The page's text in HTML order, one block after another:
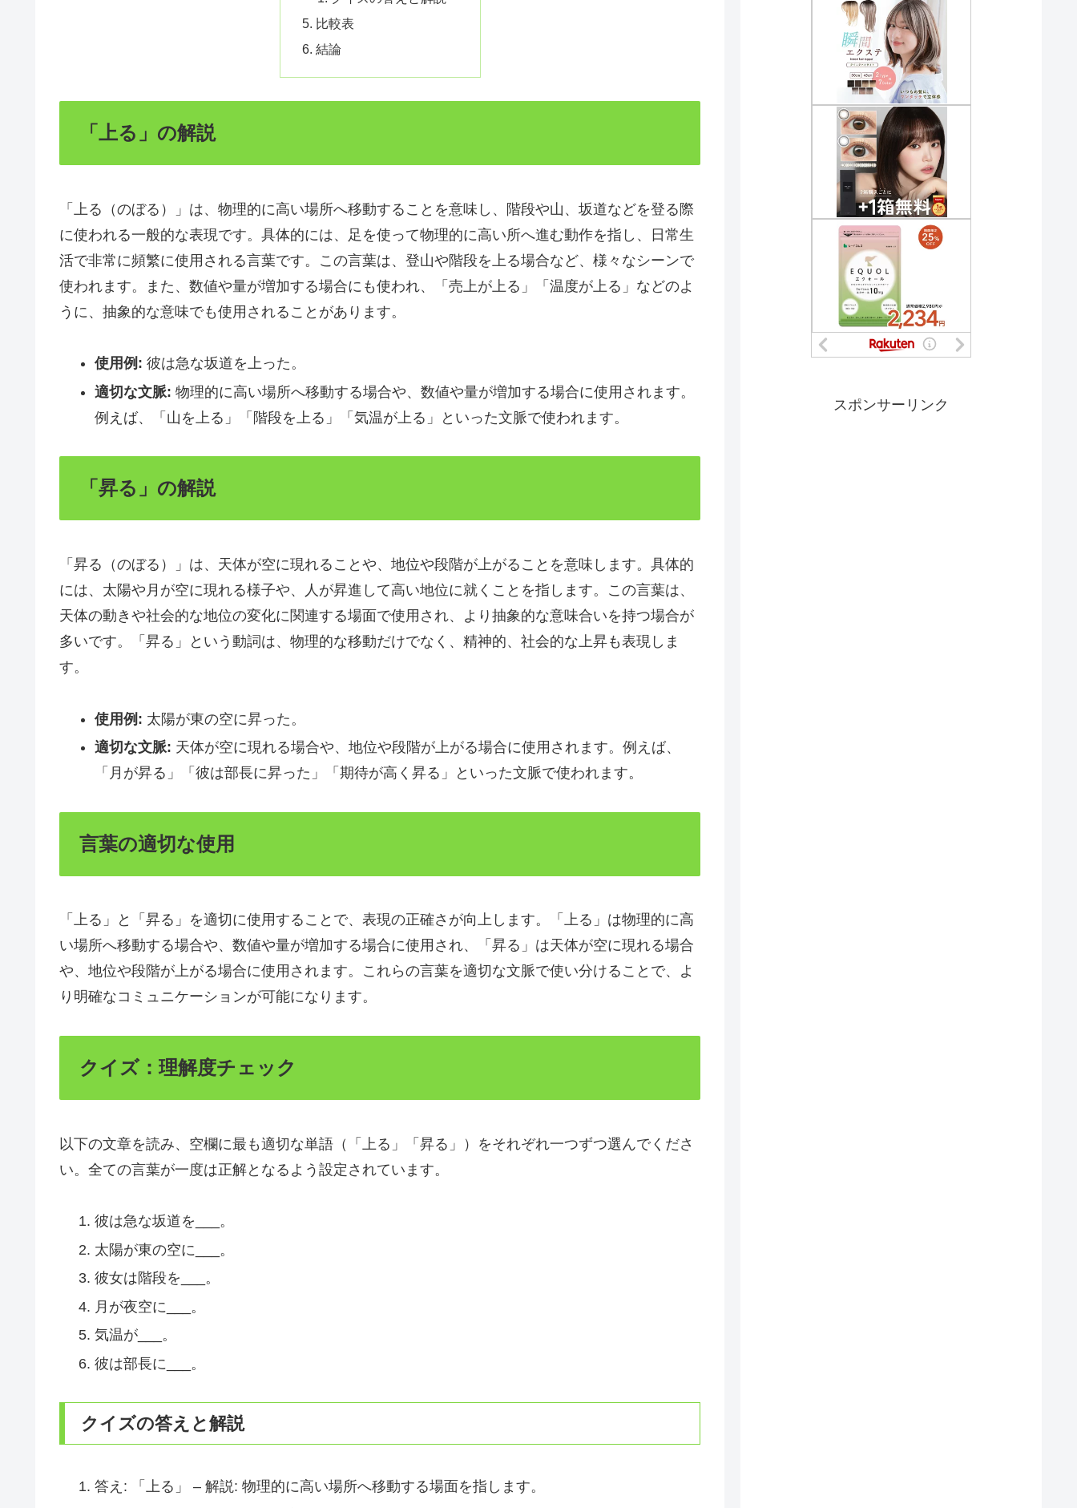
比較表
結論
「上る」の解説
「上る（のぼる）」は、物理的に高い場所へ移動することを意味し、階段や山、坂道などを登る際
に使われる一般的な表現です。具体的には、足を使って物理的に高い所へ進む動作を指し、日常生
活で非常に頻繁に使用される言葉です。この言葉は、登山や階段を上る場合など、様々なシーンで
使われます。また、数値や量が増加する場合にも使われ、「売上が上る」「温度が上る」などのよ
うに、抽象的な意味でも使用されることがあります。
使用例: 彼は急な坂道を上った。
適切な文脈: 物理的に高い場所へ移動する場合や、数値や量が増加する場合に使用されます。
例えば、「山を上る」「階段を上る」「気温が上る」といった文脈で使われます。
「昇る」の解説
「昇る（のぼる）」は、天体が空に現れることや、地位や段階が上がることを意味します。具体的
には、太陽や月が空に現れる様子や、人が昇進して高い地位に就くことを指します。この言葉は、
天体の動きや社会的な地位の変化に関連する場面で使用され、より抽象的な意味合いを持つ場合が
多いです。「昇る」という動詞は、物理的な移動だけでなく、精神的、社会的な上昇も表現しま
す。
使用例: 太陽が東の空に昇った。
適切な文脈: 天体が空に現れる場合や、地位や段階が上がる場合に使用されます。例えば、
「月が昇る」「彼は部長に昇った」「期待が高く昇る」といった文脈で使われます。
言葉の適切な使用
「上る」と「昇る」を適切に使用することで、表現の正確さが向上します。「上る」は物理的に高
い場所へ移動する場合や、数値や量が増加する場合に使用され、「昇る」は天体が空に現れる場合
や、地位や段階が上がる場合に使用されます。これらの言葉を適切な文脈で使い分けることで、よ
り明確なコミュニケーションが可能になります。
クイズ：理解度チェック
以下の文章を読み、空欄に最も適切な単語（「上る」「昇る」）をそれぞれ一つずつ選んでくださ
い。全ての言葉が一度は正解となるよう設定されています。
彼は急な坂道を___。
太陽が東の空に___。
彼女は階段を___。
月が夜空に___。
気温が___。
彼は部長に___。
クイズの答えと解説
答え: 「上る」 – 解説: 物理的に高い場所へ移動する場面を指します。
スポンサーリンク